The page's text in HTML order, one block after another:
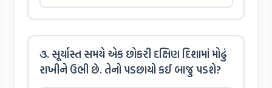
૩. સૂર્યાસ્ત સમયે એક છોકરી દક્ષિણ દિશામાં મોઢું
રાખીને ઉભી છે. તેનો પડછાયો કઈ બાજુ પડશે?